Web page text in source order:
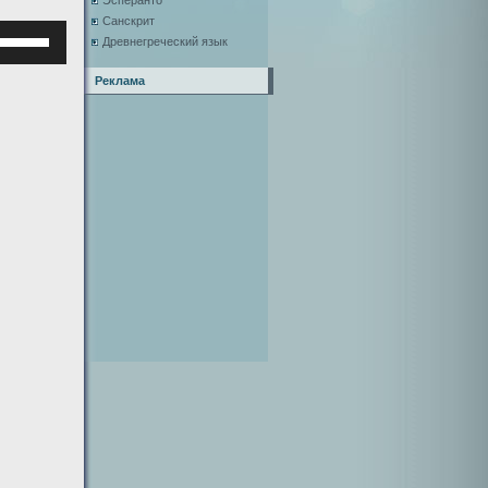
Санскрит
Древнегреческий язык
Реклама